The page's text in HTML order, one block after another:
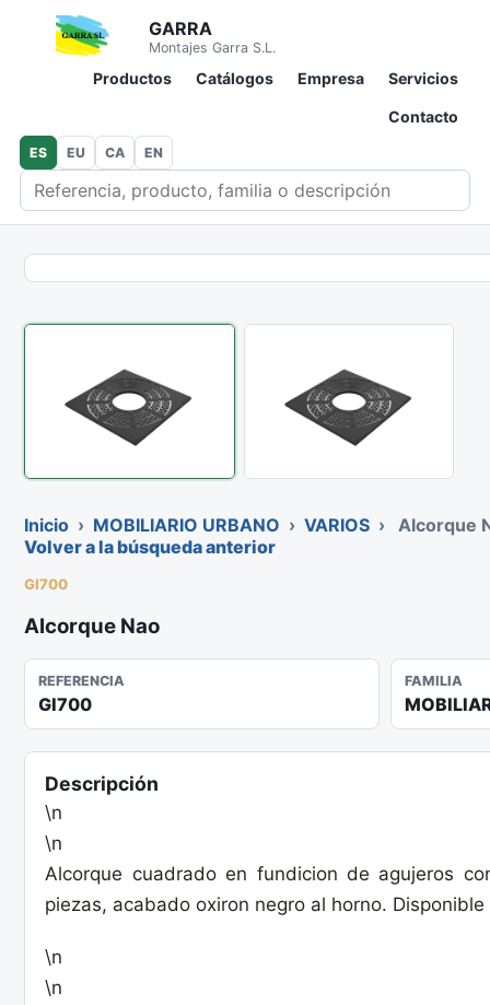
GARRA
Montajes Garra S.L.
Productos Catálogos Empresa Servicios
Contacto
Buscar en catálogo
ES EU CA EN
Inicio › MOBILIARIO URBANO › VARIOS ›
Alcorque
Volver a la búsqueda anterior
GI700
Alcorque Nao
REFERENCIA
GI700
FAMILIA
Descripción
\n
\n
Alcorque cuadrado en fundicion de agujeros
piezas, acabado oxiron negro al horno.
\n
\n